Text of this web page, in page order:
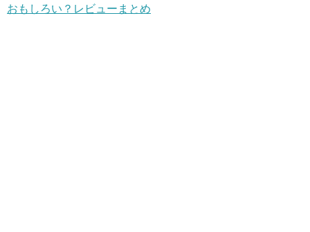
おもしろい？レビューまとめ